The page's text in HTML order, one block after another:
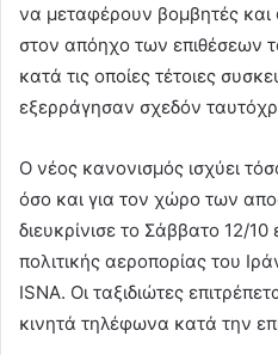
να μεταφέρουν βομβητές
στον απόηχο των επιθέσεων
κατά τις οποίες τέτοιες
εξερράγησαν σχεδόν
Ο νέος κανονισμός ισχύει
όσο και για τον χώρο των
διευκρίνισε το Σάββατο 12/
πολιτικής αεροπορίας του
ISNA. Οι ταξιδιώτες
κινητά τηλέφωνα κατά την